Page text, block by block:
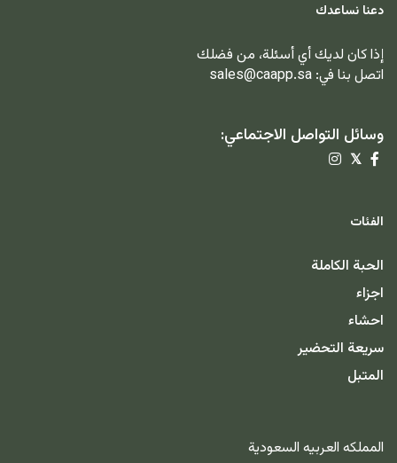
دعنا نساعدك
إذا كان لديك أي أسئلة، من فضلك
اتصل بنا في: sales@caapp.sa
وسائل التواصل الاجتماعي:
𝕏
الفئات
الحبة الكاملة
اجزاء
احشاء
سريعة التحضير
المتبل
المملكه العربيه السعودية